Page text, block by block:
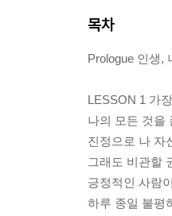
목차
Prologue 인생,
LESSON 1 가
나의 모든 것을
진정으로 나 자
그래도 비관할
긍정적인 사람
하루 종일 불평